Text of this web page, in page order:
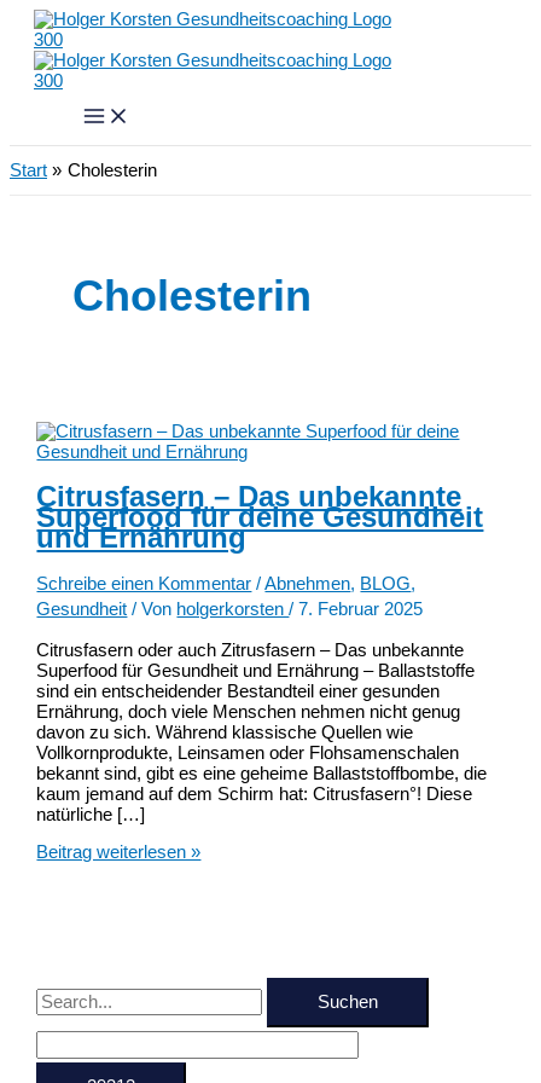
Zum
Inhalt
springen
Start Cholesterin
Cholesterin
Citrusfasern – Das unbekannte
Superfood für deine Gesundheit
und Ernährung
Schreibe einen Kommentar /Abnehmen, BLOG,
Gesundheit / Von holgerkorsten/7. Februar 2025
Citrusfasern oder auch Zitrusfasern – Das unbekannte
Superfood für Gesundheit und Ernährung – Ballaststoffe
sind ein entscheidender Bestandteil einer gesunden
Ernährung, doch viele Menschen nehmen nicht genug
davon zu sich. Während klassische Quellen wie
Vollkornprodukte, Leinsamen oder Flohsamenschalen
bekannt sind, gibt es eine geheime Ballaststoffbombe, die
kaum jemand auf dem Schirm hat: Citrusfasern°! Diese
natürliche […]
Citrusfasern
Gesundheit
und
Ernährung
Beitrag weiterlesen »
S
u
c